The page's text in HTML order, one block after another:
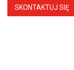
SKONTAKTUJ SIĘ